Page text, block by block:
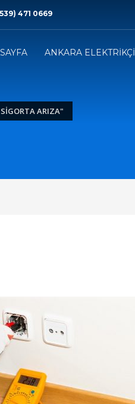
471 0669
ANKARA ELEKTRİKÇİ
ARIZA"